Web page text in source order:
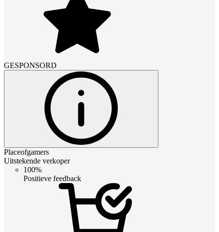
GESPONSORD
Placeofgamers
Uitstekende verkoper
100%
Positieve feedback